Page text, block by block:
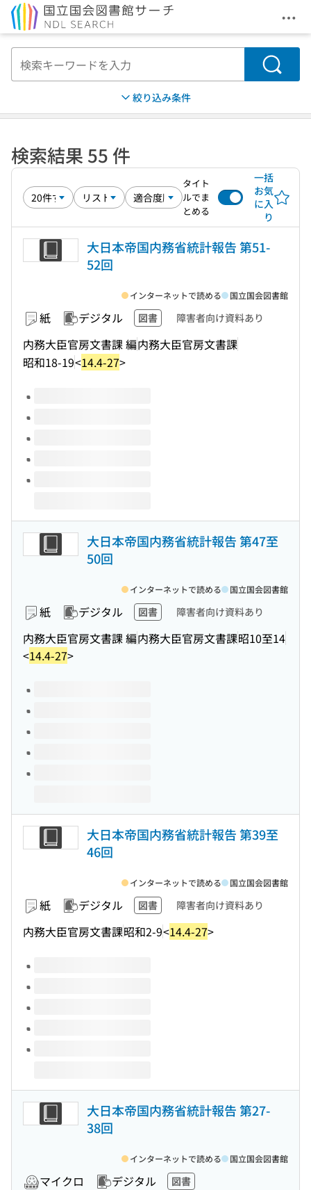
メ
検索
絞り込み条件
検索結果 55 件
タイト
ルでま
とめる
一括
お気
に入
り
大日本帝国内務省統計報告 第51-
52回
紙 デジタル 図書 障害者向け資料あり
内務大臣官房文書課 編内務大臣官房文書課
昭和18-19<14.4-27>
インターネットで読める 国立国会図書館
このタイトルの巻号
大日本帝国内務省統計報告 第47至
50回
紙 デジタル 図書 障害者向け資料あり
内務大臣官房文書課 編内務大臣官房文書課昭10至14
<14.4-27>
インターネットで読める 国立国会図書館
このタイトルの巻号
大日本帝国内務省統計報告 第39至
46回
紙 デジタル 図書 障害者向け資料あり
内務大臣官房文書課昭和2-9<14.4-27>
インターネットで読める 国立国会図書館
このタイトルの巻号
大日本帝国内務省統計報告 第27-
38回
マイクロ デジタル
図書
インターネットで読める 国立国会図書館